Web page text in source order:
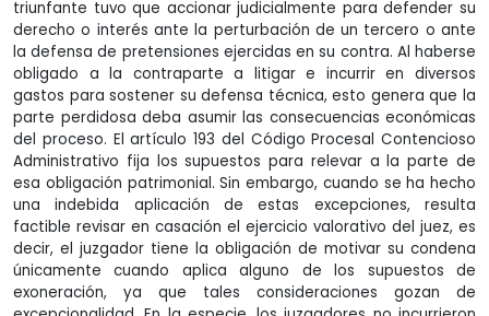
triunfante tuvo que accionar judicialmente para defender su
derecho o interés ante la perturbación de un tercero o ante
la defensa de pretensiones ejercidas en su contra. Al haberse
obligado a la contraparte a litigar e incurrir en diversos
gastos para sostener su defensa técnica, esto genera que la
parte perdidosa deba asumir las consecuencias económicas
del proceso. El artículo 193 del Código Procesal Contencioso
Administrativo fija los supuestos para relevar a la parte de
esa obligación patrimonial. Sin embargo, cuando se ha hecho
una indebida aplicación de estas excepciones, resulta
factible revisar en casación el ejercicio valorativo del juez, es
decir, el juzgador tiene la obligación de motivar su condena
únicamente cuando aplica alguno de los supuestos de
exoneración, ya que tales consideraciones gozan de